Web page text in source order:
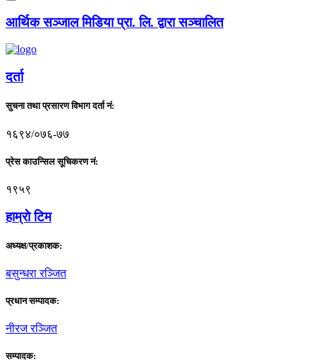
आर्थिक सञ्जाल मिडिया प्रा. लि. द्वारा सञ्चालित
दर्ता
सुचना तथा प्रसारण विभाग दर्ता नं:
१६९४/०७६-७७
प्रेस काउन्सिल सूचिकरण नं:
१९५९
हाम्राे टिम
अध्यक्ष/प्रकाशक:
बसुन्धरा रञ्जित
प्रधान सम्पादक:
नीरज रञ्जित
सम्पादक: